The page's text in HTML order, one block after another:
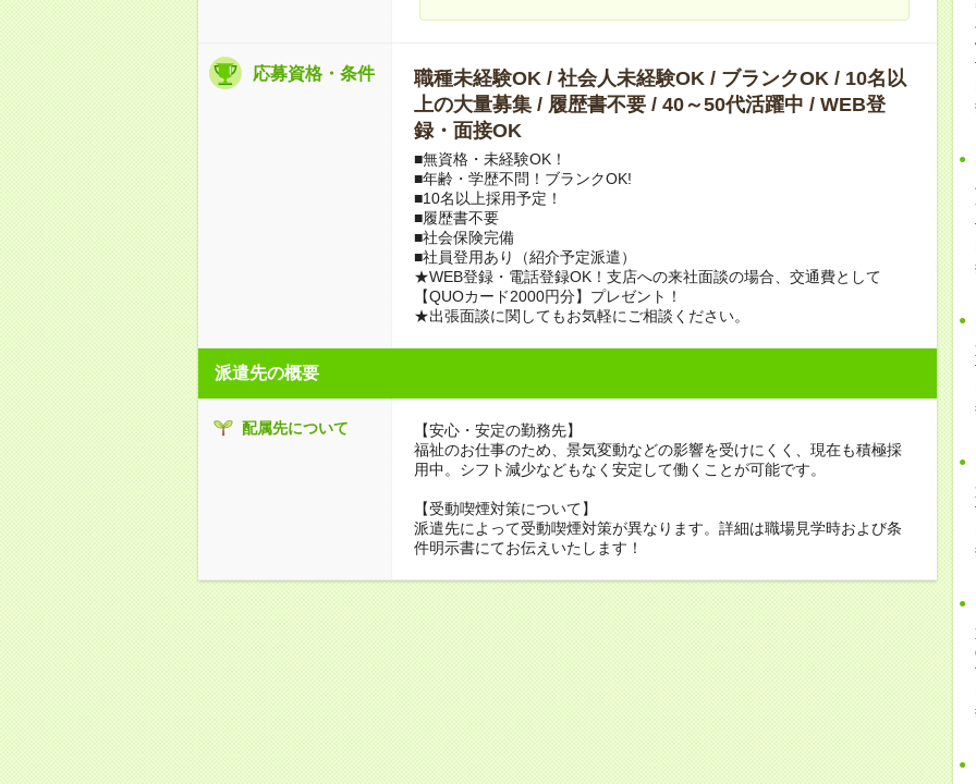
応募資格・条件
職種未経験OK / 社会人未経験OK / ブランクOK / 10名以
上の大量募集 / 履歴書不要 / 40～50代活躍中 / WEB登
録・面接OK
■無資格・未経験OK！
■年齢・学歴不問！ブランクOK!
■10名以上採用予定！
■履歴書不要
■社会保険完備
■社員登用あり（紹介予定派遣）
★WEB登録・電話登録OK！支店への来社面談の場合、交通費として
【QUOカード2000円分】プレゼント！
★出張面談に関してもお気軽にご相談ください。
派遣先の概要
配属先について
【安心・安定の勤務先】
福祉のお仕事のため、景気変動などの影響を受けにくく、現在も積極採
用中。シフト減少などもなく安定して働くことが可能です。
【受動喫煙対策について】
派遣先によって受動喫煙対策が異なります。詳細は職場見学時および条
件明示書にてお伝えいたします！